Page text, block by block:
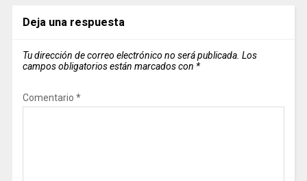
Deja una respuesta
Tu dirección de correo electrónico no será publicada. Los
campos obligatorios están marcados con *
Comentario *